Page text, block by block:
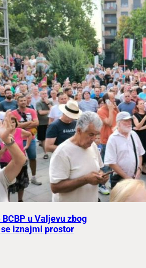
u Valjevu zbog
iznajmi prostor